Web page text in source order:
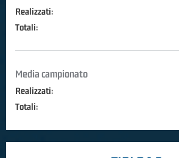
Realizzati:
Totali:
Media campionato
Realizzati:
Totali: